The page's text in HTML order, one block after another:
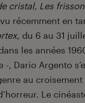
cristal, Les
récemment en
du 6 au 31
les années
-, Dario Argento
au
Le